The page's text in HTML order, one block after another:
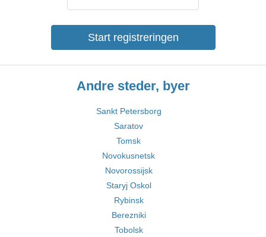
Start registreringen
Andre steder, byer
Sankt Petersborg
Saratov
Tomsk
Novokusnetsk
Novorossijsk
Staryj Oskol
Rybinsk
Berezniki
Tobolsk